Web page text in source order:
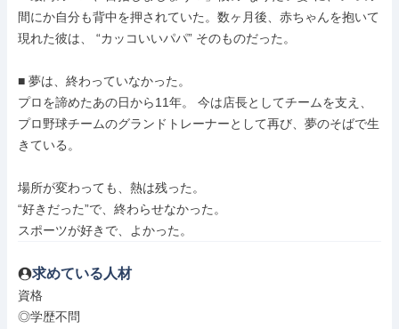
間にか自分も背中を押されていた。数ヶ月後、赤ちゃんを抱いて
現れた彼は、 “カッコいいパパ” そのものだった。
■ 夢は、終わっていなかった。
プロを諦めたあの日から11年。 今は店長としてチームを支え、
プロ野球チームのグランドトレーナーとして再び、夢のそばで生
きている。
場所が変わっても、熱は残った。
“好きだった”で、終わらせなかった。
スポーツが好きで、よかった。
求めている人材
資格
◎学歴不問